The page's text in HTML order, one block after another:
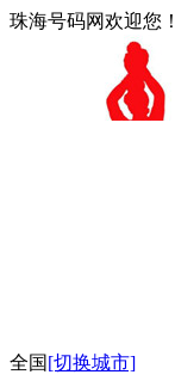
珠海号码网欢迎您！
全国[切换城市]